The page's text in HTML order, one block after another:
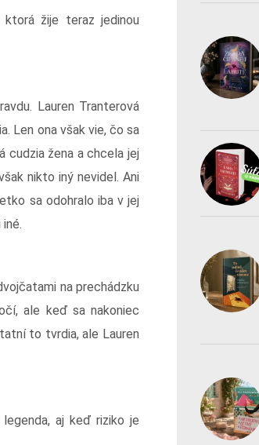
žije teraz jedinou
Lauren Tranterová
Len ona však vie, čo sa
cudzia žena a chcela jej
nikto iný nevidel. Ani
sa odohralo iba v jej
na prechádzku
ale keď sa nakoniec
to tvrdia, ale Lauren
aj keď riziko je